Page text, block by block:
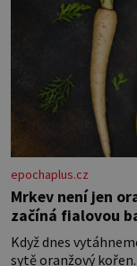
epochaplus.cz
Mrkev není jen
začíná fialovou
Když dnes
sytě oranžový